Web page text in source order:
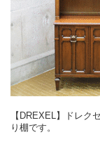
【DREXEL】ドレク
り棚です。